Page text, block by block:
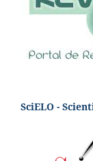
SciELO -